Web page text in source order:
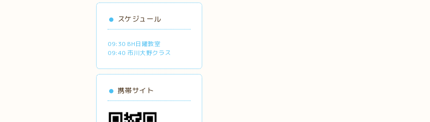
スケジュール
09:30 BH日曜教室
09:40 市川大野クラス
携帯サイト